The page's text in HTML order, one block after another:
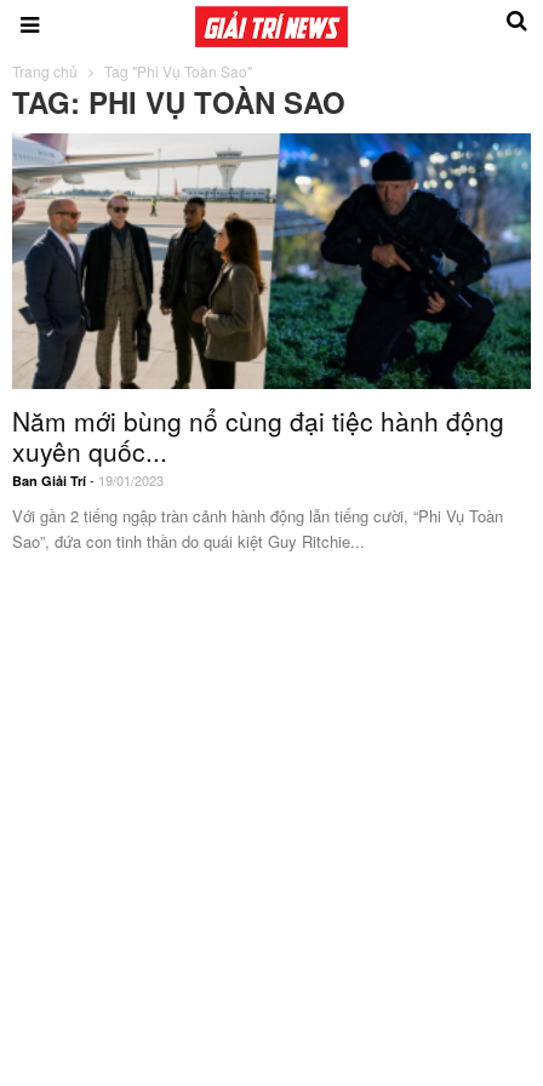
Trang chủ Tag "Phi Vụ Toàn Sao"
TAG: PHI VỤ TOÀN SAO
Năm mới bùng nổ cùng đại tiệc hành động
xuyên quốc...
Ban Giải Trí - 19/01/2023
Với gần 2 tiếng ngập tràn cảnh hành động lẫn tiếng cười, “Phi Vụ Toàn
Sao”, đứa con tinh thần do quái kiệt Guy Ritchie...